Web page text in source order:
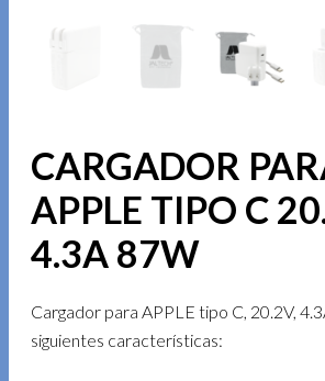
CARGADOR
APPLE TIPO C
4.3A 87W
Cargador para APPLE tipo C, 20.2V,
siguientes características: